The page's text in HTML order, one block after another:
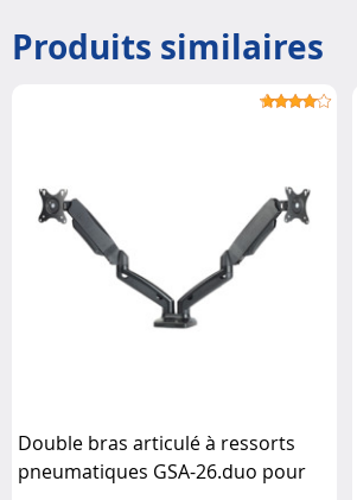
Produits similaires
Double bras articulé à ressorts
pneumatiques GSA-26.duo pour